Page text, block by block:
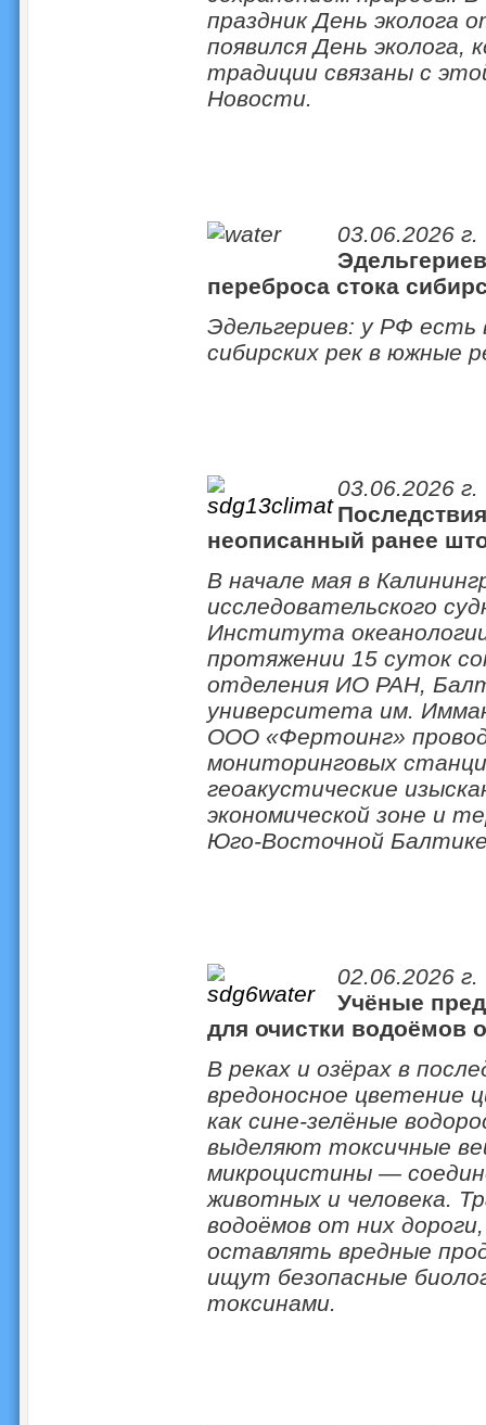
праздник День эколога
появился День эколога,
традиции связаны с
Новости.
03.06.2026 г.
переброса стока
Эдельгериев: у РФ есть
сибирских рек в южные
03.06.2026 г.
неописанный ранее
В начале мая в
исследовательского
Института
протяжении 15 суток
отделения ИО РАН,
университета им.
ООО «Фертоинг»
мониторинговых
геоакустические
экономической зоне и
Юго-Восточной
02.06.2026 г.
Учёные
для очистки водоёмов
В реках и озёрах в
вредоносное цветение
как сине‑зелёные
выделяют токсичные
микроцистины —
животных и человека.
водоёмов от них
оставлять вредные
ищут безопасные
токсинами.